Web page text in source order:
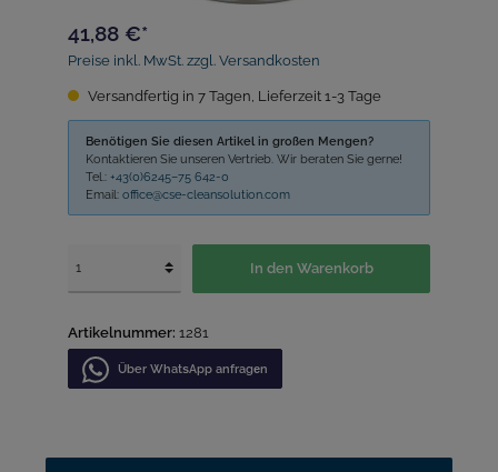
41,88 €*
Preise inkl. MwSt. zzgl. Versandkosten
Versandfertig in 7 Tagen, Lieferzeit 1-3 Tage
Benötigen Sie diesen Artikel in großen Mengen?
Kontaktieren Sie unseren Vertrieb. Wir beraten Sie gerne!
Tel.: +43(0)6245–75 642-0
Email: office@cse-cleansolution.com
In den Warenkorb
Artikelnummer: 1281
Über WhatѕApp anfragеn